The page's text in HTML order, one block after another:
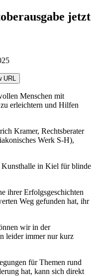
jetzt
Menschen mit
erleichtern und Hilfen
Kramer, Rechtsberater
Werk S-H),
Kunsthalle in Kiel für blinde
ihrer Erfolgsgeschichten
Weg gefunden hat, ihr
wir in der
leider immer nur kurz
für Themen rund
hat, kann sich direkt